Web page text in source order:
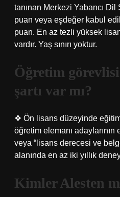
tanınan Merkezi Yabancı Dil
puan veya eşdeğer kabul
puan. En az tezli yüksek
vardır. Yaş sınırı yoktur.
Öğretim
şartı var mı?
❖ Ön lisans düzeyinde
öğretim elemanı adaylarının
veya “lisans derecesi ve
alanında en az iki yıllık
Kimler Alesten